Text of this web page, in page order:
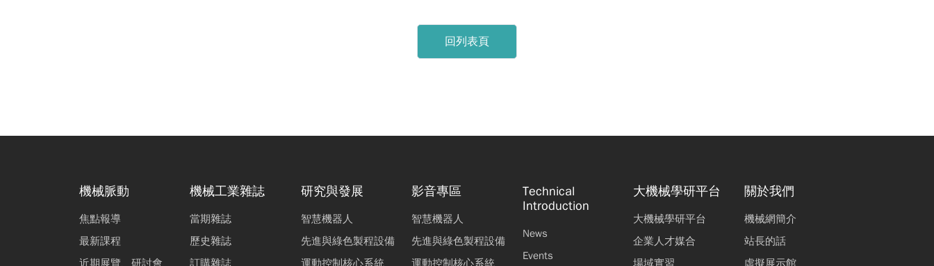
回列表頁
機械脈動
焦點報導
最新課程
近期展覽、研討會
機械工業雜誌
當期雜誌
歷史雜誌
訂購雜誌
研究與發展
智慧機器人
先進與綠色製程設備
運動控制核心系統
影音專區
智慧機器人
先進與綠色製程設備
運動控制核心系統
Technical
Introduction
News
Events
大機械學研平台
大機械學研平台
企業人才媒合
場域實習
關於我們
機械網簡介
站長的話
虛擬展示館